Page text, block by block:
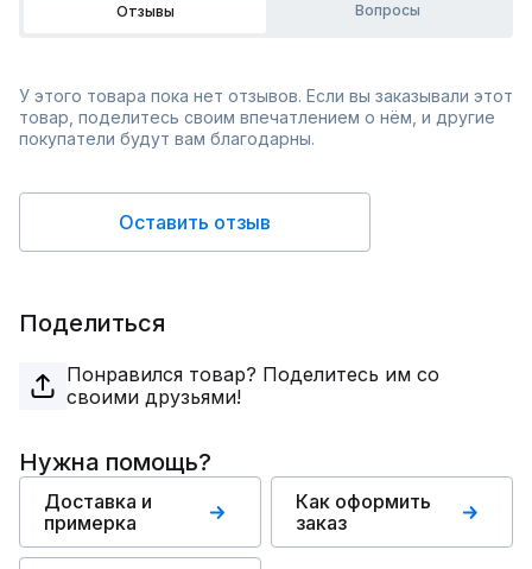
Отзывы Вопросы
У этого товара пока нет отзывов. Если вы заказывали этот
товар, поделитесь своим впечатлением о нём, и другие
покупатели будут вам благодарны.
Оставить отзыв
Поделиться
Понравился товар? Поделитесь им со
своими друзьями!
Нужна помощь?
Доставка и
примерка
Как оформить
заказ